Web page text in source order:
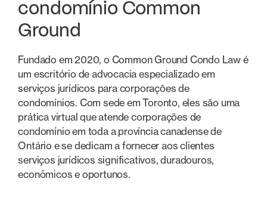
condomínio Common
Ground
Fundado em 2020, o Common Ground Condo Law é
um escritório de advocacia especializado em
serviços jurídicos para corporações de
condomínios. Com sede em Toronto, eles são uma
prática virtual que atende corporações de
condomínio em toda a província canadense de
Ontário e se dedicam a fornecer aos clientes
serviços jurídicos significativos, duradouros,
econômicos e oportunos.